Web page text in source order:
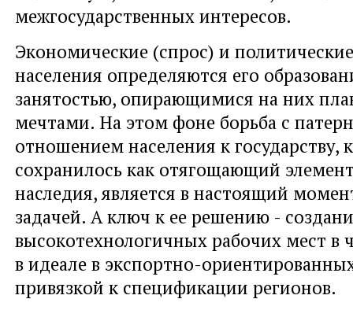
межгосударственных интересов.
Экономические (спрос) и
населения определяются его
занятостью, опирающимися на них
мечтами. На этом фоне борьба с
отношением населения к государству,
сохранилось как отягощающий
наследия, является в настоящий
задачей. А ключ к ее решению -
высокотехнологичных рабочих мест в
в идеале в экспортно-
привязкой к спецификации регионов.